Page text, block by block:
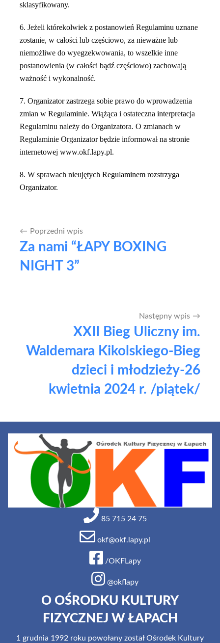
sklasyfikowany.
6. Jeżeli którekolwiek z postanowień Regulaminu uznane
zostanie, w całości lub częściowo, za nieważne lub
niemożliwe do wyegzekwowania, to wszelkie inne
postanowienia (w całości bądź częściowo) zachowają
ważność i wykonalność.
7. Organizator zastrzega sobie prawo do wprowadzenia
zmian w Regulaminie. Wiążąca i ostateczna interpretacja
Regulaminu należy do Organizatora. O zmianach w
Regulaminie Organizator będzie informował na stronie
internetowej www.okf.lapy.pl.
8. W sprawach nieujętych Regulaminem rozstrzyga
Organizator.
Nawigacja
wpisu
Poprzedni wpis
Za nami “ŁAPY BOXING
NIGHT 3”
Następny wpis
XXII Bieg Uliczny im.
Waldemara Kikolskiego-Bieg
dzieci i młodzieży-26
kwietnia 2024 r. /piątek/
85 715 24 75
okf@okf.lapy.pl
/OKFLapy
@okflapy
O OŚRODKU KULTURY
FIZYCZNEJ W ŁAPACH
1 grudnia 1992 roku powołany został Ośrodek Kultury